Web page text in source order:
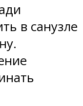
в санузле